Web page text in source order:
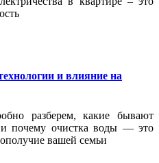
и влияние на
разберем, какие бывают
почему очистка воды — это
вашей семьи